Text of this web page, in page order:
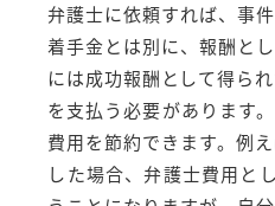
弁護士に依頼すれば、事
着手金とは別に、報酬と
には成功報酬として得ら
を支払う必要があります
費用を節約できます。例
した場合、弁護士費用と